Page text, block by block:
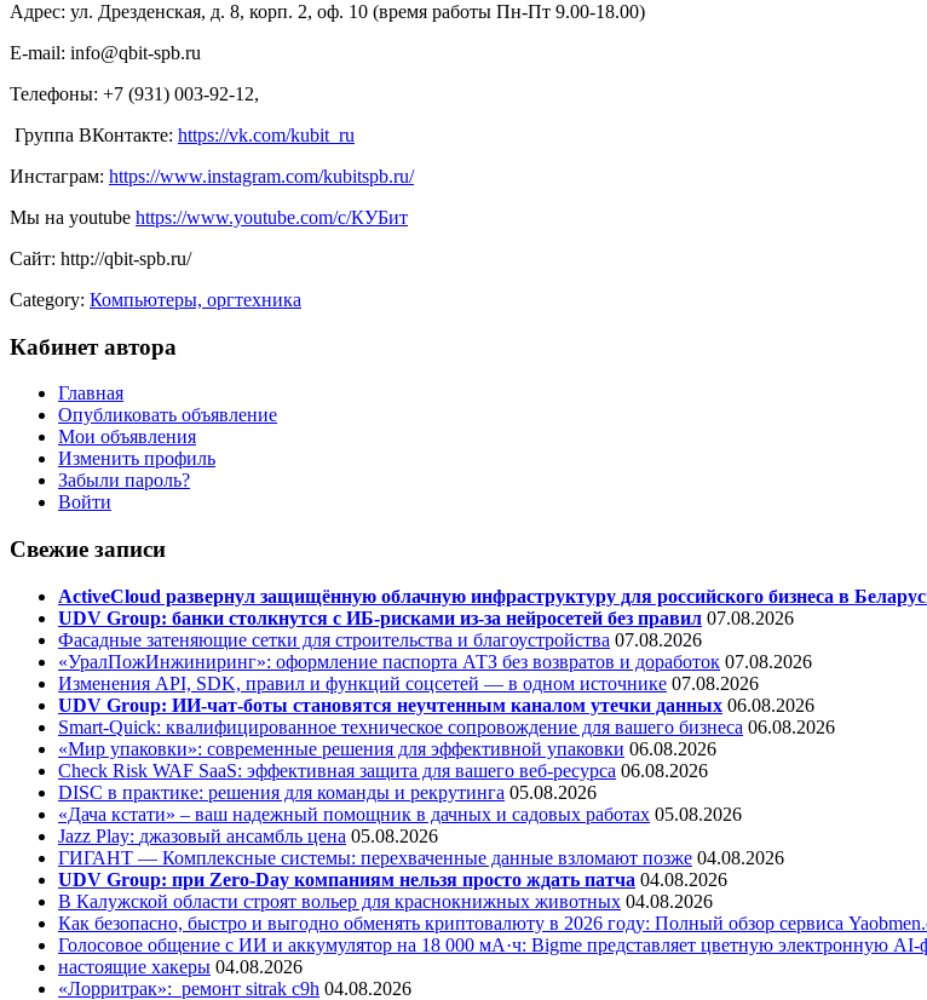
Адрес: ул. Дрезденская, д. 8, корп. 2, оф. 10 (время работы Пн-Пт 9.00-18.00)
E-mail: info@qbit-spb.ru
Телефоны: +7 (931) 003-92-12,
Группа ВКонтакте: https://vk.com/kubit_ru
Инстаграм: https://www.instagram.com/kubitspb.ru/
Мы на youtube https://www.youtube.com/c/КУБит
Сайт: http://qbit-spb.ru/
Category: Компьютеры, оргтехника
Кабинет автора
Главная
Опубликовать объявление
Мои объявления
Изменить профиль
Забыли пароль?
Войти
Свежие записи
ActiveCloud развернул защищённую облачную инфраструктуру для российского бизнеса в
UDV Group: банки столкнутся с ИБ-рисками из-за нейросетей без правил 07.08.2026
Фасадные затеняющие сетки для строительства и благоустройства 07.08.2026
«УралПожИнжиниринг»: оформление паспорта АТЗ без возвратов и доработок 07.08.2026
Изменения API, SDK, правил и функций соцсетей — в одном источнике 07.08.2026
UDV Group: ИИ-чат-боты становятся неучтенным каналом утечки данных 06.08.2026
Smart-Quick: квалифицированное техническое сопровождение для вашего бизнеса 06.08.2026
«Мир упаковки»: современные решения для эффективной упаковки 06.08.2026
Check Risk WAF SaaS: эффективная защита для вашего веб-ресурса 06.08.2026
DISC в практике: решения для команды и рекрутинга 05.08.2026
«Дача кстати» – ваш надежный помощник в дачных и садовых работах 05.08.2026
Jazz Play: джазовый ансамбль цена 05.08.2026
ГИГАНТ — Комплексные системы: перехваченные данные взломают позже 04.08.2026
UDV Group: при Zero-Day компаниям нельзя просто ждать патча 04.08.2026
В Калужской области строят вольер для краснокнижных животных 04.08.2026
Как безопасно, быстро и выгодно обменять криптовалюту в 2026 году: Полный обзор сервиса
Голосовое общение с ИИ и аккумулятор на 18 000 мА·ч: Bigme представляет цветную электронную AI-
настоящие хакеры 04.08.2026
«Лорритрак»: ремонт sitrak c9h 04.08.2026